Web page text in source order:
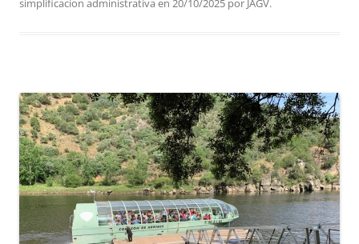
simplificacion administrativa en 20/10/2025 por JAGV.